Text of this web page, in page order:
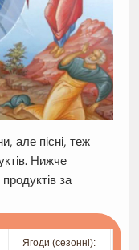
але пісні, теж
Нижче
за
Ягоди (сезонні):